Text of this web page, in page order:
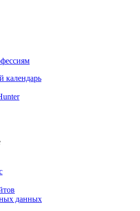
календарь
данных